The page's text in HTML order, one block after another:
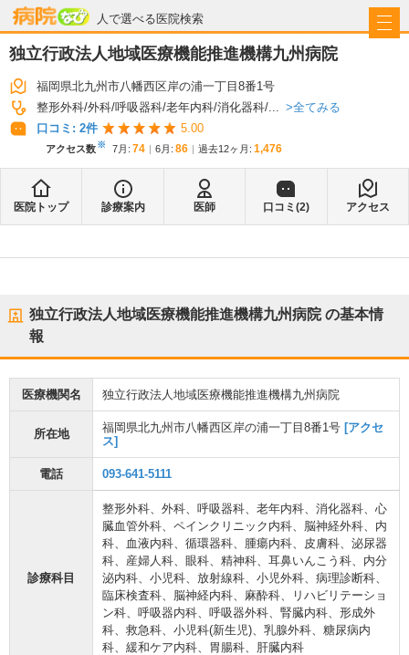
人で選べる医院検索
病院なび
独立行政法人地域医療機能推進機構九州病院
福岡県北九州市八幡西区岸の浦一丁目8番1号
整形外科 外科 呼吸器科 老年内科 消化器科 ...
全てみる
口コミ: 2件 5.00
アクセス数※ 7月 : 74 6月 : 86 過去12ヶ月: 1,476
医院トップ 診療案内 医師 口コミ(2) アクセス
独立行政法人地域医療機能推進機構九州病院の基本情
報
医療機関名 独立行政法人地域医療機能推進機構九州病院
所在地 福岡県北九州市八幡西区岸の浦一丁目8番1号 [アクセ
ス]
電話 093-641-5111
診療科目
整形外科、 外科、 呼吸器科、 老年内科、 消化器科、 心
臓血管外科、 ペインクリニック内科、 脳神経外科、 内
科、 血液内科、 循環器科、 腫瘍内科、 皮膚科、 泌尿器
科、 産婦人科、 眼科、 精神科、 耳鼻いんこう科、 内分
泌内科、 小児科、 放射線科、 小児外科、 病理診断科、
臨床検査科、 脳神経内科、 麻酔科、
リハビリテーショ
ン科、 呼吸器内科、 呼吸器外科、 腎臓内科、 形成外
科、 救急科、 小児科(新生児)、 乳腺外科、 糖尿病内
科、 緩和ケア内科、 胃腸科、 肝臓内科